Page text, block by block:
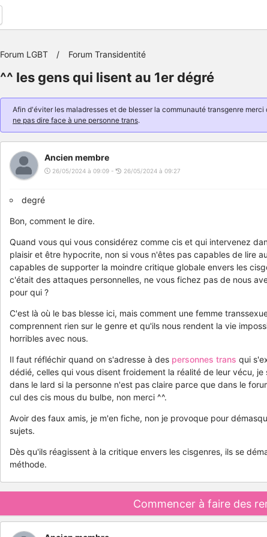
Forum LGBT Forum Transidentité
^^ les gens qui lisent au 1er dégré
Afin d'éviter les maladresses et de blesser la communauté transgenre
ne pas dire face à une personne trans.
Ancien membre
26/05/2024 à 09:09 - 26/05/2024 à 09:27
degré
Bon, comment le dire.
Quand vous qui vous considérez comme cis et qui intervenez
plaisir et être hypocrite, non si vous n'êtes pas capables de lire
capables de supporter la moindre critique globale envers les
c'était des attaques personnelles, ne vous fichez pas de nous
pour qui ?
C'est là où le bas blesse ici, mais comment une femme
comprennent rien sur le genre et qu'ils nous rendent la vie
horribles avec nous.
Il faut réfléchir quand on s'adresse à des personnes trans qui
dédié, celles qui vous disent froidement la réalité de leur vécu,
dans le lard si la personne n'est pas claire parce que dans le
cul des cis mous du bulbe, non merci ^^.
Avoir des faux amis, je m'en fiche, non je provoque pour
sujets.
Dès qu'ils réagissent à la critique envers les cisgenres, ils se
méthode.
Commencer à faire des